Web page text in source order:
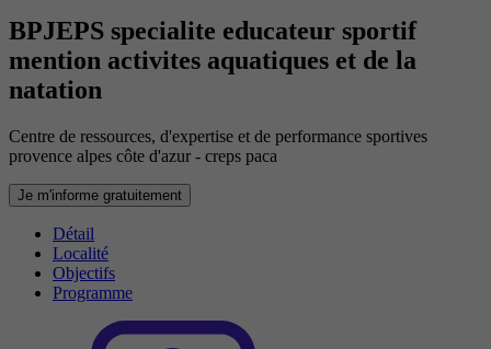
BPJEPS specialite educateur sportif
mention activites aquatiques et de la
natation
Centre de ressources, d'expertise et de performance sportives
provence alpes côte d'azur - creps paca
Je m'informe gratuitement
Détail
Localité
Objectifs
Programme